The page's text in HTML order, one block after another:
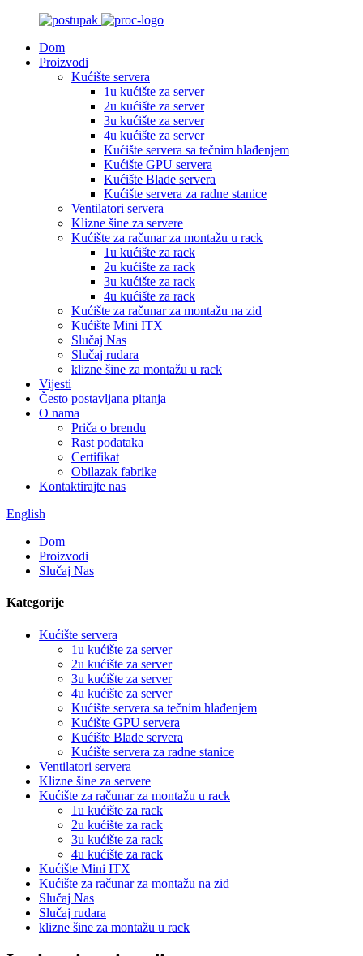
Dom
Proizvodi
Kućište servera
1u kućište za server
2u kućište za server
3u kućište za server
4u kućište za server
Kućište servera sa tečnim hlađenjem
Kućište GPU servera
Kućište Blade servera
Kućište servera za radne stanice
Ventilatori servera
Klizne šine za servere
Kućište za računar za montažu u rack
1u kućište za rack
2u kućište za rack
3u kućište za rack
4u kućište za rack
Kućište za računar za montažu na zid
Kućište Mini ITX
Slučaj Nas
Slučaj rudara
klizne šine za montažu u rack
Vijesti
Često postavljana pitanja
O nama
Priča o brendu
Rast podataka
Certifikat
Obilazak fabrike
Kontaktirajte nas
English
Dom
Proizvodi
Slučaj Nas
Kategorije
Kućište servera
1u kućište za server
2u kućište za server
3u kućište za server
4u kućište za server
Kućište servera sa tečnim hlađenjem
Kućište GPU servera
Kućište Blade servera
Kućište servera za radne stanice
Ventilatori servera
Klizne šine za servere
Kućište za računar za montažu u rack
1u kućište za rack
2u kućište za rack
3u kućište za rack
4u kućište za rack
Kućište Mini ITX
Kućište za računar za montažu na zid
Slučaj Nas
Slučaj rudara
klizne šine za montažu u rack